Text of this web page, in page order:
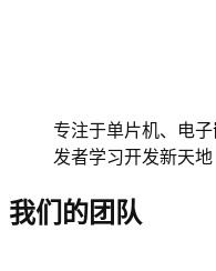
专注于单片机、电
发者学习开发新天地
我们的团队